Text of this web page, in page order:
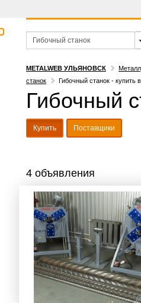
METALWEB УЛЬЯНОВСК
станок
Гибочный станок - купить
Гибочный
Купить Поставщики
4 объявления